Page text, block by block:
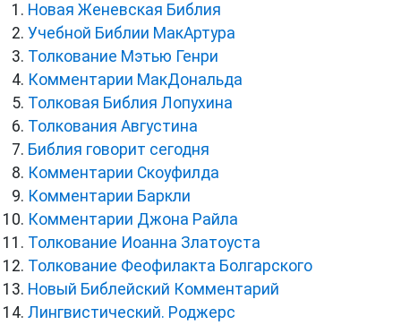
Новая Женевская Библия
Учебной Библии МакАртура
Толкование Мэтью Генри
Комментарии МакДональда
Толковая Библия Лопухина
Толкования Августина
Библия говорит сегодня
Комментарии Скоуфилда
Комментарии Баркли
Комментарии Джона Райла
Толкование Иоанна Златоуста
Толкование Феофилакта Болгарского
Новый Библейский Комментарий
Лингвистический. Роджерс